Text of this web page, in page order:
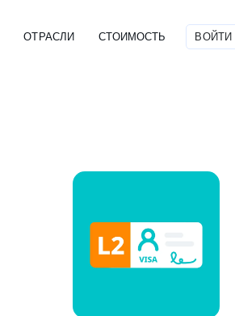
ОТРАСЛИ СТОИМОСТЬ ВОЙТИ